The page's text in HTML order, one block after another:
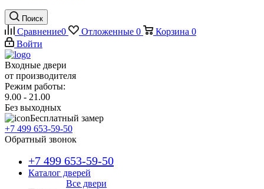
Поиск
Сравнение0 Отложенные 0 Корзина 0
Войти
Входные двери
от производителя
Режим работы:
9.00 - 21.00
Без выходных
Бесплатный замер
+7 499 653-59-50
Обратный звонок
+7 499 653-59-50
Каталог дверей
Все двери